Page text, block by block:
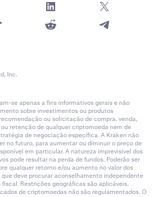
Inc.
se apenas a fins informativos gerais e não
sobre investimentos ou produtos
ou solicitação de compra, venda,
retenção de qualquer criptomoeda nem de
de negociação específica. A Kraken não
no futuro, para aumentar ou diminuir o preço de
em particular. A natureza imprevisível dos
pode resultar na perda de fundos. Poderão ser
qualquer retorno e/ou aumento no valor dos
deve procurar aconselhamento independente
Restrições geográficas são aplicáveis.
de criptomoedas não são regulamentados. O